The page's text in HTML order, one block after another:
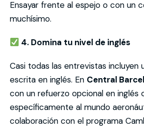
Ensayar frente al espejo o con un
muchísimo.
4. Domina tu nivel de inglés
Casi todas las entrevistas incluyen
escrita en inglés. En Central
con un refuerzo opcional en inglés
específicamente al mundo
colaboración con el programa